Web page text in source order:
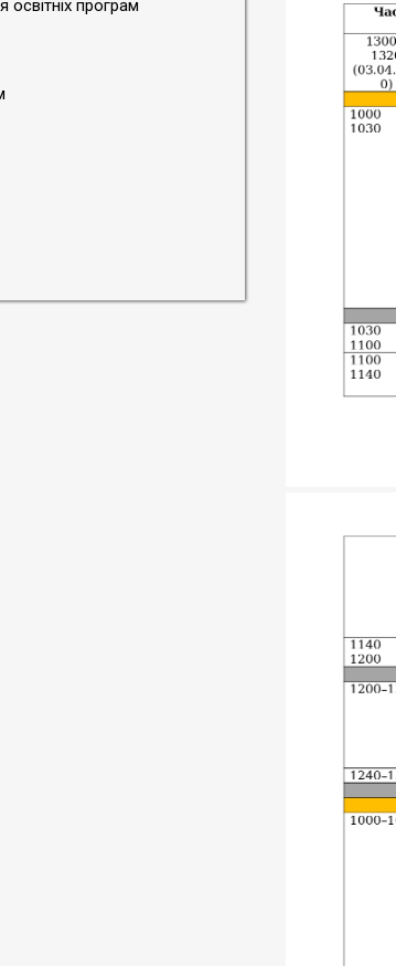
освітніх програм